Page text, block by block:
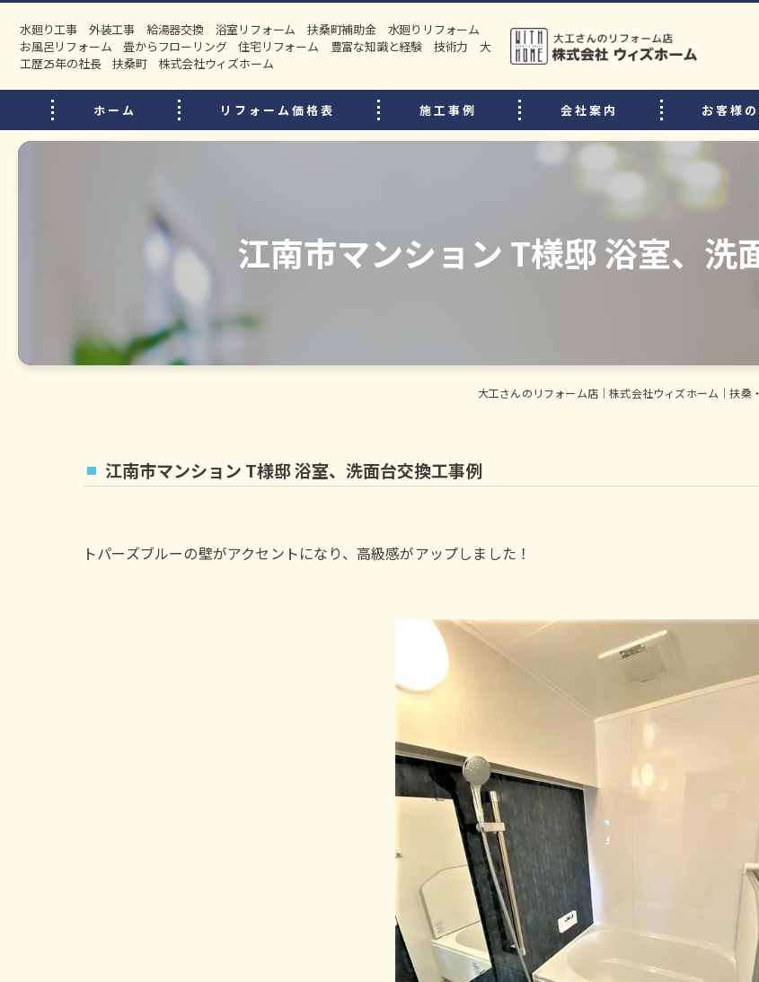
水廻り工事 外装工事 給湯器交換 浴室リフォーム 扶桑町補助金 水廻りリフォーム
お風呂リフォーム 畳からフローリング 住宅リフォーム 豊富な知識と経験 技術力 大
工歴25年の社長 扶桑町 株式会社ウィズホーム
ホーム リフォーム価格表 施工事例 会社案内
選ばれる理由
リフォームの流れ
中古住宅購入後のリフォームのポイント
お客様
江南市マンション T様邸 浴室、洗
大工さんのリフォーム店｜株式会社ウィズホーム｜扶桑
江南市マンション T様邸 浴室、洗面台交換工事例
トパーズブルーの壁がアクセントになり、高級感がアップしました！